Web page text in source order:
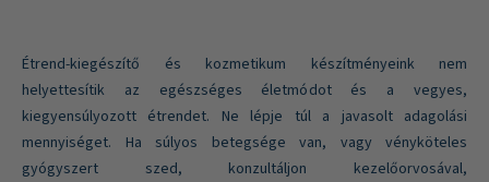
Étrend-kiegészítő és kozmetikum készítményeink nem
helyettesítik az egészséges életmódot és a vegyes,
kiegyensúlyozott étrendet. Ne lépje túl a javasolt adagolási
mennyiséget. Ha súlyos betegsége van, vagy vényköteles
gyógyszert szed, konzultáljon kezelőorvosával,